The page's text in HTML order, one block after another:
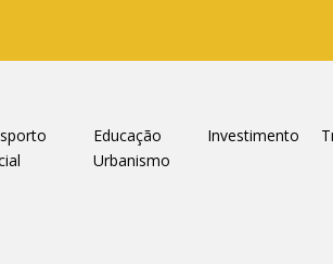
Educação Investimento
Urbanismo